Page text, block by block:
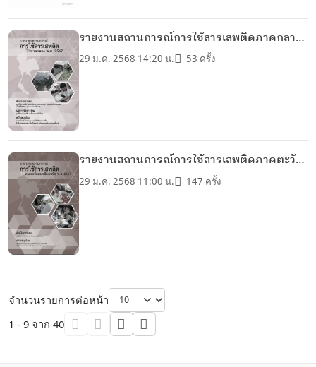
รายงานสถานการณ์การใช้สารเสพติดภาคกลาง
ปี 2567
29 ม.ค. 2568 14:20 น. 53 ครั้ง
รายงานสถานการณ์การใช้สารเสพติดภาคตะวัน
ออกเฉียงเหนือ ปี 2567
29 ม.ค. 2568 11:00 น. 147 ครั้ง
จำนวนรายการต่อหน้า
1 - 9 จาก 40